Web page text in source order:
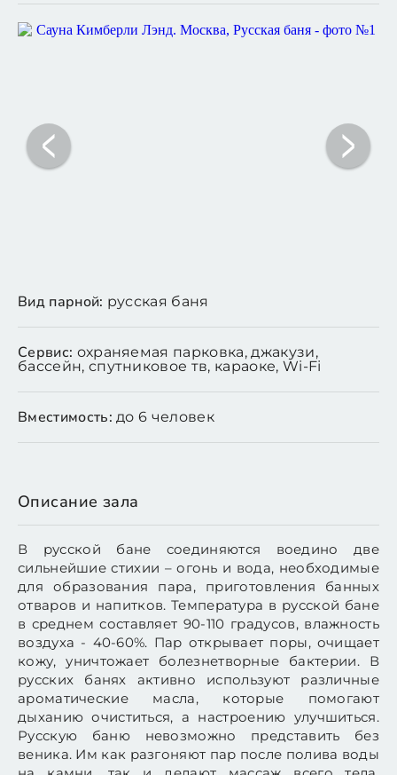
Вид парной: русская баня
Сервис: охраняемая парковка, джакузи,
бассейн, спутниковое тв, караоке, Wi-Fi
Вместимость: до 6 человек
Описание зала
В русской бане соединяются воедино две
сильнейшие стихии – огонь и вода, необходимые
для образования пара, приготовления банных
отваров и напитков. Температура в русской бане
в среднем составляет 90-110 градусов, влажность
воздуха - 40-60%. Пар открывает поры, очищает
кожу, уничтожает болезнетворные бактерии. В
русских банях активно используют различные
ароматические масла, которые помогают
дыханию очиститься, а настроению улучшиться.
Русскую баню невозможно представить без
веника. Им как разгоняют пар после полива воды